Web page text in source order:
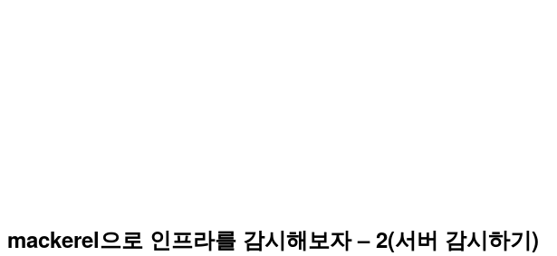
mackerel으로 인프라를 감시해보자 – 2(서버 감시하기)